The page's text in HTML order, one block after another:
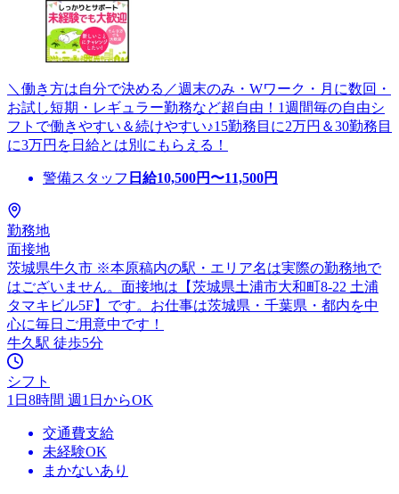
＼働き方は自分で決める／週末のみ・Wワーク・月に数回・
お試し短期・レギュラー勤務など超自由！1週間毎の自由シ
フトで働きやすい＆続けやすい♪15勤務目に2万円＆30勤務目
に3万円を日給とは別にもらえる！
警備スタッフ 日給10,500円〜11,500円
勤務地
面接地
茨城県牛久市 ※本原稿内の駅・エリア名は実際の勤務地で
はございません。面接地は【茨城県土浦市大和町8-22 土浦
タマキビル5F】です。お仕事は茨城県・千葉県・都内を中
心に毎日ご用意中です！
牛久駅 徒歩5分
シフト
1日8時間 週1日からOK
交通費支給
未経験OK
まかないあり